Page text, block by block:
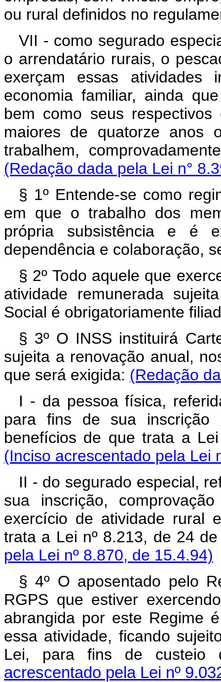
ou rural definidos no
VII - como segurado
o arrendatário rurais, o
exerçam essas atividades
economia familiar, ainda
bem como seus
maiores de quatorze anos
trabalhem,
(Redação dada pela Lei n°
§ 1º Entende-se como
em que o trabalho dos
própria subsistência e é
dependência e colaboração,
§ 2º Todo aquele que
atividade remunerada
Social é obrigatoriamente
§ 3º O INSS instituirá
sujeita a renovação anual,
que será exigida: (Redação
I - da pessoa física,
para fins de sua inscrição
benefícios de que trata a
(Inciso acrescentado pela Lei
II - do segurado especial,
sua inscrição,
exercício de atividade rural
trata a Lei nº 8.213, de 24
pela Lei nº 8.870, de 15.4.94)
§ 4º O aposentado pelo
RGPS que estiver
abrangida por este Regime
essa atividade, ficando
Lei, para fins de custeio
acrescentado pela Lei nº